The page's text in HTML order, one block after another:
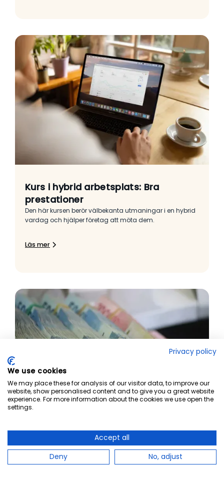
Kurs i hybrid arbetsplats: Bra
prestationer
Den här kursen berör välbekanta utmaningar i en hybrid
vardag och hjälper företag att möta dem.
Läs mer
Introduktionskurs i anti-
penningtvätt, AML
I den här NanoLearning-kursen kommer chefer och
Privacy policy
We use cookies
We may place these for analysis of our visitor data, to improve our
website, show personalised content and to give you a great website
experience. For more information about the cookies we use open the
settings.
Accept all
Deny
No, adjust